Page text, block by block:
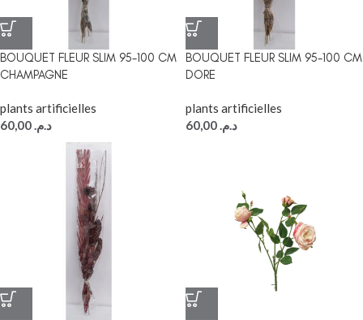
BOUQUET FLEUR SLIM 95-100 CM
CHAMPAGNE
plants artificielles
د.م.
BOUQUET FLEUR SLIM 95-100 CM
DORE
plants artificielles
د.م.